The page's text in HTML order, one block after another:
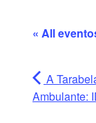
« All
A
Ambulante: